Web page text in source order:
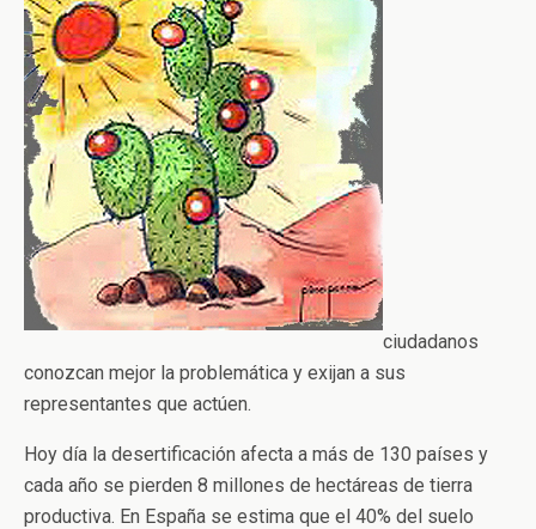
ciudadanos
conozcan mejor la problemática y exijan a sus
representantes que actúen.
Hoy día la desertificación afecta a más de 130 países y
cada año se pierden 8 millones de hectáreas de tierra
productiva. En España se estima que el 40% del suelo